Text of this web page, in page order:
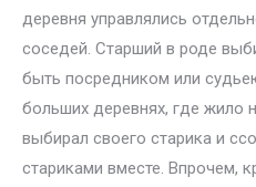
деревня управлялись
соседей. Старший в роде
быть посредником или
больших деревнях, где жило
выбирал своего старика и
стариками вместе. Впрочем,